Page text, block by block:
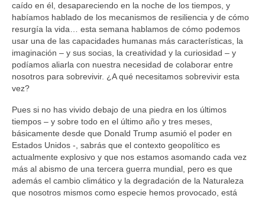
caído en él, desapareciendo en la noche de los tiempos, y
habíamos hablado de los mecanismos de resiliencia y de cómo
resurgía la vida… esta semana hablamos de cómo podemos
usar una de las capacidades humanas más características, la
imaginación – y sus socias, la creatividad y la curiosidad – y
podíamos aliarla con nuestra necesidad de colaborar entre
nosotros para sobrevivir. ¿A qué necesitamos sobrevivir esta
vez?
Pues si no has vivido debajo de una piedra en los últimos
tiempos – y sobre todo en el último año y tres meses,
básicamente desde que Donald Trump asumió el poder en
Estados Unidos -, sabrás que el contexto geopolítico es
actualmente explosivo y que nos estamos asomando cada vez
más al abismo de una tercera guerra mundial, pero es que
además el cambio climático y la degradación de la Naturaleza
que nosotros mismos como especie hemos provocado, está